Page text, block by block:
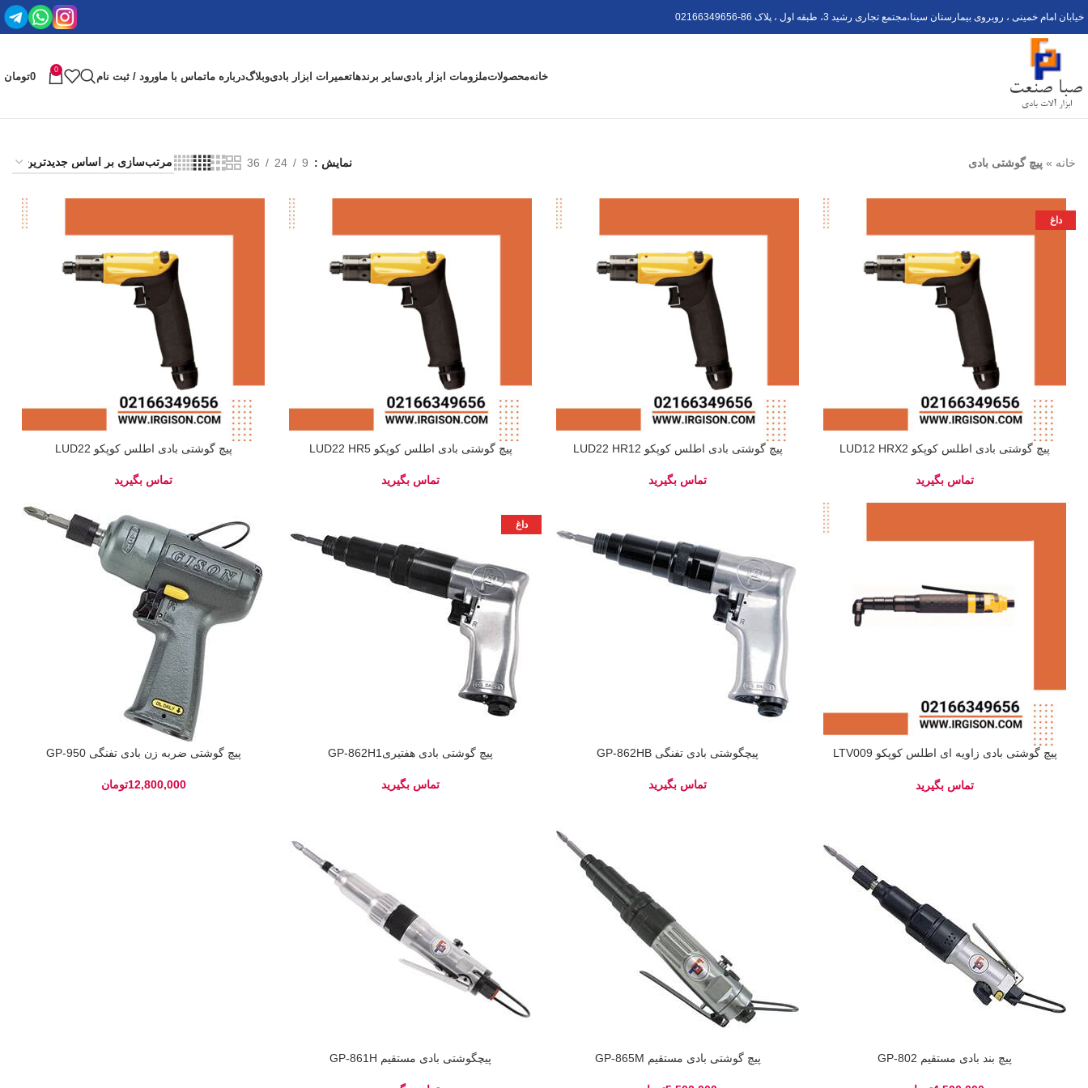
خیابان امام خمینی ، روبروی بیمارستان سینا،مجتمع تجاری رشید 3، طبقه اول ، پلاک 6 02166349656-8
خانهمحصولاتملزومات ابزار بادیسایر برندهاتعمیرات ابزار بادیوبلاگدرباره ماتماس با ماورود / ثبت نام
0
0تومان
خانه » پیچ گوشتی بادی نمایش 9
24
36
داغ
پیچ گوشتی بادی اطلس کوپکو LUD12 HRX2 پیچ گوشتی بادی اطلس کوپکو LUD22 HR12 پیچ گوشتی بادی اطلس کوپکو LUD22 HR5 پیچ گوشتی بادی اطلس کوپکو LUD22
پیچ گوشتی بادی زاویه ای اطلس کوپکو LTV009
پیچگوشتی بادی تفنگی GP-862HB
داغ
پیچ گوشتی بادی هفتیریGP-862H1 پیچ گوشتی ضربه زن بادی تفنگی GP-950
تومان
پیچ بند بادی مستقیم GP-802 پیچ گوشتی بادی مستقیم GP-865M پیچگوشتی بادی مستقیم GP-861H